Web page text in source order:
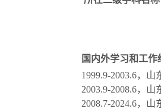
国内外学习和工作
1999.9-2003.6，
2003.9-2008.6，
2008.7-2024.6，